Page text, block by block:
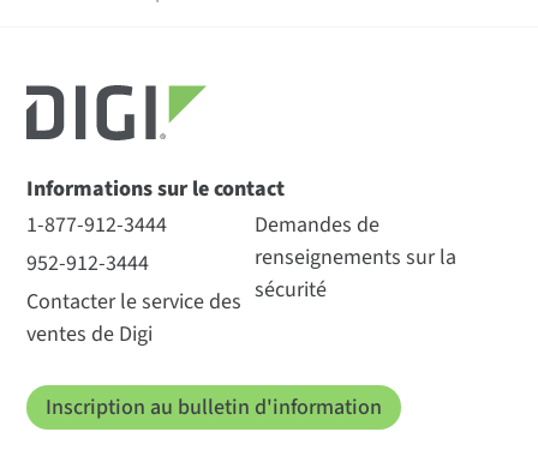
Informations sur le contact
1-877-912-3444
952-912-3444
Contacter le service des
ventes de Digi
Demandes de
renseignements sur la
sécurité
Inscription au bulletin d'information